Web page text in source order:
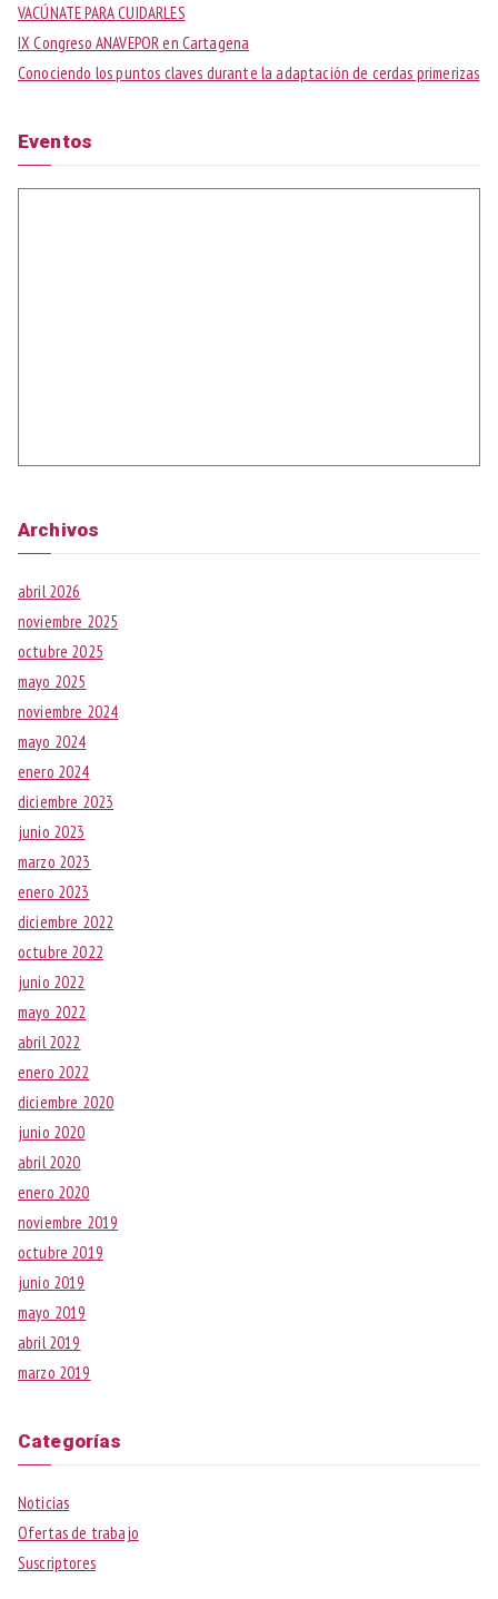
VACÚNATE PARA CUIDARLES
IX Congreso ANAVEPOR en Cartagena
Conociendo los puntos claves durante la adaptación de cerdas primerizas
Eventos
Archivos
abril 2026
noviembre 2025
octubre 2025
mayo 2025
noviembre 2024
mayo 2024
enero 2024
diciembre 2023
junio 2023
marzo 2023
enero 2023
diciembre 2022
octubre 2022
junio 2022
mayo 2022
abril 2022
enero 2022
diciembre 2020
junio 2020
abril 2020
enero 2020
noviembre 2019
octubre 2019
junio 2019
mayo 2019
abril 2019
marzo 2019
Categorías
Noticias
Ofertas de trabajo
Suscriptores